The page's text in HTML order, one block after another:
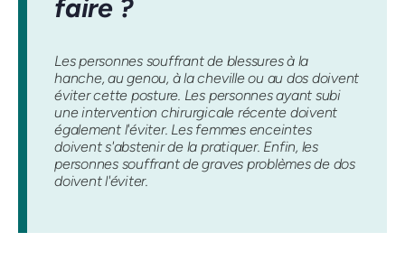
faire ?
Les personnes souffrant de blessures à la
hanche, au genou, à la cheville ou au dos doivent
éviter cette posture. Les personnes ayant subi
une intervention chirurgicale récente doivent
également l'éviter. Les femmes enceintes
doivent s'abstenir de la pratiquer. Enfin, les
personnes souffrant de graves problèmes de dos
doivent l'éviter.